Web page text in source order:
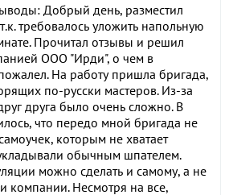
Добрый день, разместил
требовалось уложить напольную
Прочитал отзывы и решил
ООО "Ирди", о чем в
На работу пришла бригада,
по-русски мастеров. Из-за
друга было очень сложно. В
что передо мной бригада не
которым не хватает
обычным шпателем.
можно сделать и самому, а не
компании. Несмотря на все,